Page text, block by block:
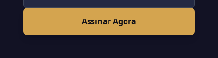
Assinar Agora